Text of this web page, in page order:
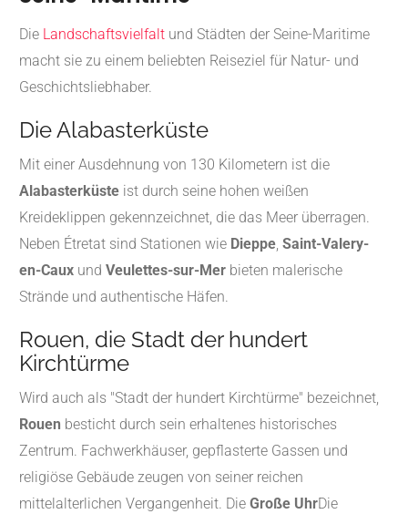
Die Landschaftsvielfalt und Städten der Seine-Maritime
macht sie zu einem beliebten Reiseziel für Natur- und
Geschichtsliebhaber.
Die Alabasterküste
Mit einer Ausdehnung von 130 Kilometern ist die
Alabasterküste ist durch seine hohen weißen
Kreideklippen gekennzeichnet, die das Meer überragen.
Neben Étretat sind Stationen wie Dieppe, Saint-Valery-
en-Caux und Veulettes-sur-Mer bieten malerische
Strände und authentische Häfen.
Rouen, die Stadt der hundert
Kirchtürme
Wird auch als "Stadt der hundert Kirchtürme" bezeichnet,
Rouen besticht durch sein erhaltenes historisches
Zentrum. Fachwerkhäuser, gepflasterte Gassen und
religiöse Gebäude zeugen von seiner reichen
mittelalterlichen Vergangenheit. Die Große UhrDie